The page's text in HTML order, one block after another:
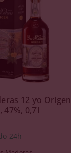
12 yo Origen
47%, 0,7l
24h